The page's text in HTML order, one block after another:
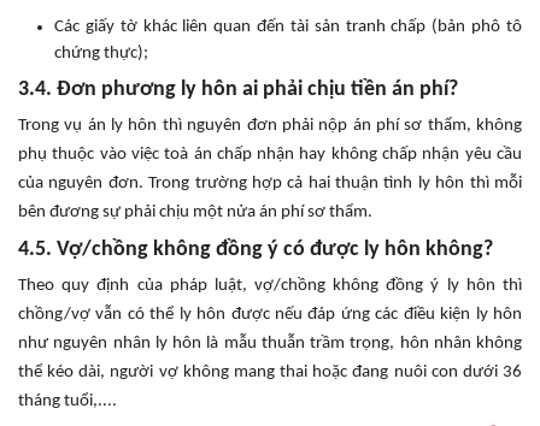
Các giấy tờ khác liên quan đến tài sản tranh chấp (bản phô tô
chứng thực);
3.4. Đơn phương ly hôn ai phải chịu tiền án phí?
Trong vụ án ly hôn thì nguyên đơn phải nộp án phí sơ thẩm, không
phụ thuộc vào việc toà án chấp nhận hay không chấp nhận yêu cầu
của nguyên đơn. Trong trường hợp cả hai thuận tình ly hôn thì mỗi
bên đương sự phải chịu một nửa án phí sơ thẩm.
4.5. Vợ/chồng không đồng ý có được ly hôn không?
Theo quy định của pháp luật, vợ/chồng không đồng ý ly hôn thì
chồng/vợ vẫn có thể ly hôn được nếu đáp ứng các điều kiện ly hôn
như nguyên nhân ly hôn là mẫu thuẫn trầm trọng, hôn nhân không
thể kéo dài, người vợ không mang thai hoặc đang nuôi con dưới 36
tháng tuổi,....